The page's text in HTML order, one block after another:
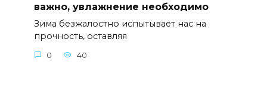
важно, увлажнение необходимо
Зима безжалостно испытывает нас на
прочность, оставляя
0 40